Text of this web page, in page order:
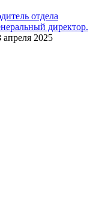
отдела
директор.
апреля 2025